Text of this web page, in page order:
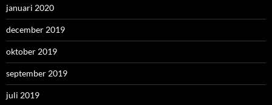
januari 2020
december 2019
oktober 2019
september 2019
juli 2019